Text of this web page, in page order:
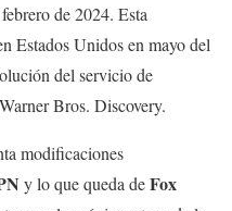
de 2024. Esta
Estados Unidos en mayo del
del servicio de
Bros. Discovery.
modificaciones
y lo que queda deFox